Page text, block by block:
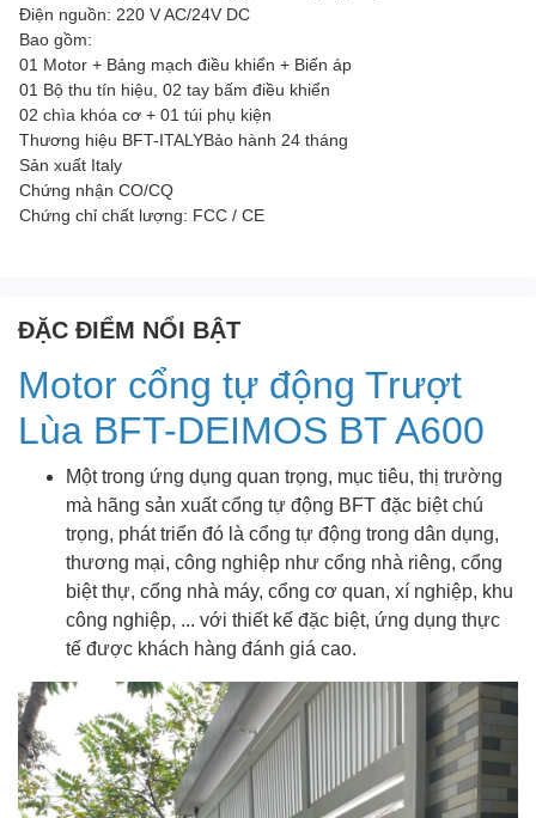
Điện nguồn: 220 V AC/24V DC
Bao gồm:
01 Motor + Bảng mạch điều khiển + Biến áp
01 Bộ thu tín hiệu, 02 tay bấm điều khiển
02 chìa khóa cơ + 01 túi phụ kiện
Thương hiệu BFT-ITALYBảo hành 24 tháng
Sản xuất Italy
Chứng nhận CO/CQ
Chứng chỉ chất lượng: FCC / CE
ĐẶC ĐIỂM NỔI BẬT
Motor cổng tự động Trượt
Lùa BFT-DEIMOS BT A600
Một trong ứng dụng quan trọng, mục tiêu, thị trường
mà hãng sản xuất cổng tự động BFT đặc biệt chú
trọng, phát triển đó là cổng tự động trong dân dụng,
thương mại, công nghiệp như cổng nhà riêng, cổng
biệt thự, cổng nhà máy, cổng cơ quan, xí nghiệp, khu
công nghiệp, ... với thiết kế đặc biệt, ứng dụng thực
tế được khách hàng đánh giá cao.